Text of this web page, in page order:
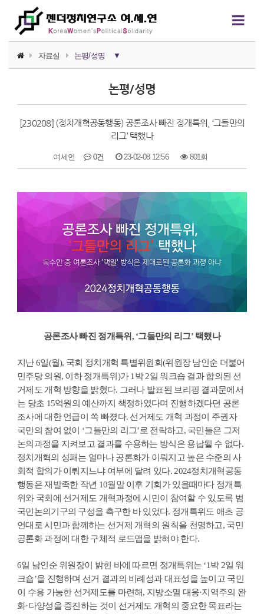
자료실 논평/성명 ▼
논평/성명
언론보도
연구자료
정치에서의 여성폭력
영상자료
논평/성명
[230208] (정치개혁공동행동) 공론조사 빠진 정개특위, ‘그들만의
리그’ 택했나
여세연 0건 23-02-08 12:56 801회
공론조사 빠진 정개특위, ‘그들만의 리그’ 택했나
지난 6일(월), 국회 정치개혁 특별위원회(위원장 남인순 더불어
민주당 의원, 이하 정개특위)가 1박 2일 워크숍 결과 합의된 선
거제도 개혁 방향을 밝혔다. 그러나 발표된 브리핑 결과문에서
는 당초 15억원의 예산까지 책정하였다며 진행하겠다던 공론
조사에 대한 언급이 쏙 빠졌다. 선거제도 개혁 과정이 주권자
국민의 참여 없이 ‘그들만의 리그’로 전락하고, 국민들은 그저
논의과정을 지켜보고 결과를 수용하는 방식은 용납될 수 없다.
정치개혁의 성패는 얼마나 공론화가 이뤄지고 높은 수준의 사
회적 합의가 이뤄지느냐 여부에 달려 있다. 2024정치개혁공동
행동은 재발족한 작년 10월말 이후 기회가 있을때마다 정개특
위와 국회에 선거제도 개혁과정에 시민이 참여할 수 있도록 범
국민논의기구의 구성을 촉구한 바 있었다. 정개특위도 애초 공
언대로 시민과 함께하는 선거제 개혁의 원칙을 천명하고, 국민
공론화 과정에 대한 구체적 로드맵을 밝혀야 한다.
6일 남인순 위원장이 밝힌 바에 따르면 정개특위는 ‘1박 2일 워
크숍’을 진행하며 선거 결과의 비례성과 대표성을 높이고 국민
이 수용 가능한 선거제도를 마련해, 지방소멸 대응·지역주의 완
화·다양성을 증진하는 것이 선거제도 개혁의 중요한 목표라는